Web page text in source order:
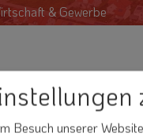
& Gewerbe
-
Besuch unserer